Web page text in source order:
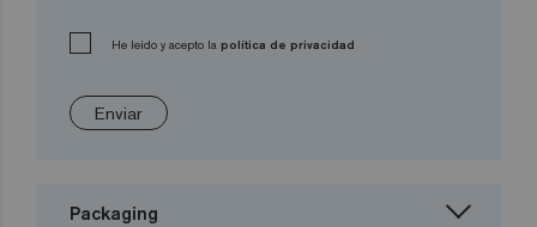
He leído y acepto la política de privacidad
Enviar
Packaging